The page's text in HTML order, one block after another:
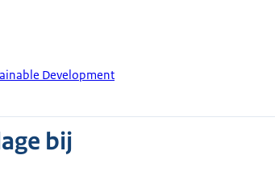
Development
bij